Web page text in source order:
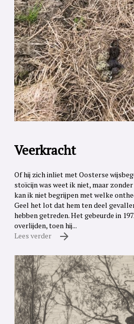
Veerkracht
Of hij zich inliet met Oosterse
stoïcijn was weet ik niet, maar
kan ik niet begrijpen met welke
Geel het lot dat hem ten deel
hebben getreden. Het gebeurde in
overlijden, toen hij...
Lees verder